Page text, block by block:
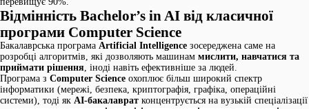
Відмінність Bachelor’s in AI від класичної
програми Computer Science
Бакалаврська програма Artificial Intelligence зосереджена саме на
розробці алгоритмів, які дозволяють машинам мислити, навчатися та
приймати рішення, іноді навіть ефективніше за людей.
Програма з Computer Science охоплює більш широкий спектр
інформатики (мережі, безпека, криптографія, графіка, операційні
системи), тоді як AI-бакалаврат концентрується на вузькій спеціалізації